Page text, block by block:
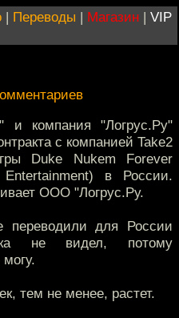
| Переводы | Магазин | VIP
и компания "Логрус.Ру"
с компанией Take2
Duke Nukem Forever
в России.
ООО "Логрус.Ру.
для России
не видел, потому
тем не менее, растет.